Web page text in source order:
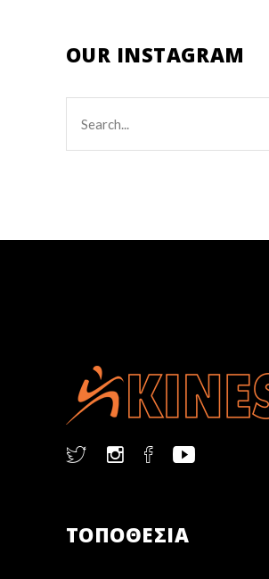
OUR INSTAGRAM
for:
ΤΟΠΟΘΕΣΙΑ